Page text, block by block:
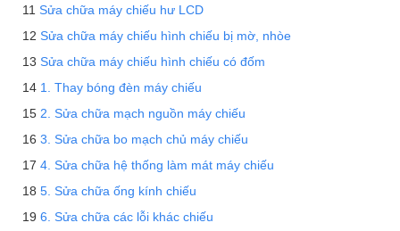
Sửa chữa máy chiếu hư LCD
Sửa chữa máy chiếu hình chiếu bị mờ, nhòe
Sửa chữa máy chiếu hình chiếu có đốm
1. Thay bóng đèn máy chiếu
2. Sửa chữa mạch nguồn máy chiếu
3. Sửa chữa bo mạch chủ máy chiếu
4. Sửa chữa hệ thống làm mát máy chiếu
5. Sửa chữa ống kính chiếu
6. Sửa chữa các lỗi khác chiếu